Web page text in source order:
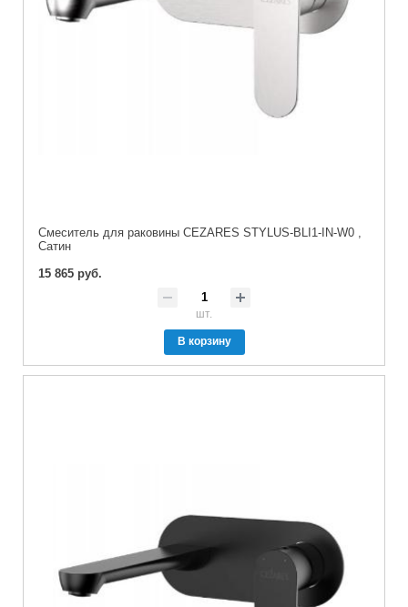
Смеситель для раковины CEZARES STYLUS-BLI1-IN-W0 ,
Сатин
15 865 руб.
шт.
В корзину